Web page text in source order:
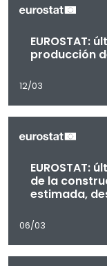
EUROSTAT:
producción
12/03
EUROSTAT:
de la
estimada,
06/03